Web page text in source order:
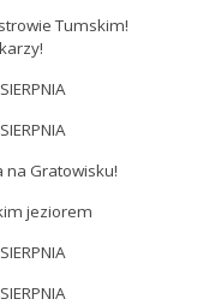
Tumskim!
na Gratowisku!
jeziorem